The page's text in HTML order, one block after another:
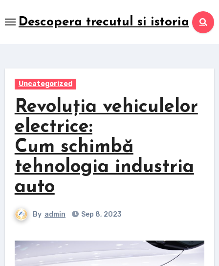
to
Descopera trecutul si istoria
Uncategorized
Revoluția vehiculelor
electrice:
Cum schimbă
tehnologia industria
auto
By admin Sep 8, 2023